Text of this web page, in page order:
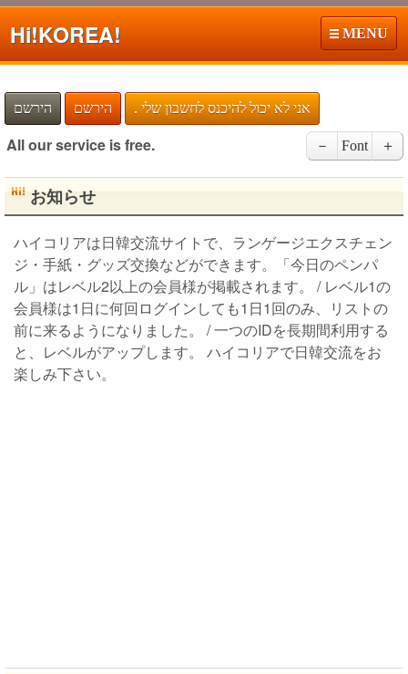
Hi!KOREA! MENU
הירשם הירשם . אני לא יכול להיכנס לחשבון שלי
All our service is free. － Font ＋
お知らせ
ハイコリアは日韓交流サイトで、ランゲージエクスチェン
ジ・手紙・グッズ交換などができます。「今日のペンパ
ル」はレベル2以上の会員様が掲載されます。 / レベル1の
会員様は1日に何回ログインしても1日1回のみ、リストの
前に来るようになりました。 / 一つのIDを長期間利用する
と、レベルがアップします。 ハイコリアで日韓交流をお
楽しみ下さい。